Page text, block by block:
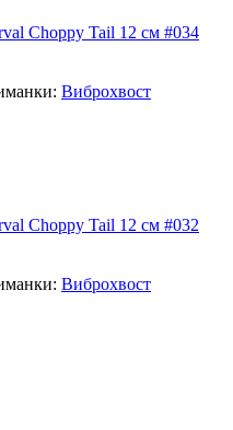
Choppy Tail 12 см #034
Виброхвост
Choppy Tail 12 см #032
Виброхвост